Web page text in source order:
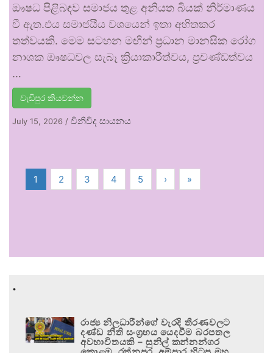
ඖෂධ පිළිබඳව සමාජය තුළ අනියත බියක් නිර්මාණය
වී ඇත.එය සමාජයීය වශයෙන් ඉතා අහිතකර
තත්වයකි. මෙම සටහන මඟින් ප්‍රධාන මානසික රෝග
නාශක ඖෂධවල සැබෑ ක්‍රියාකාරීත්වය, ප්‍රචණ්ඩත්වය
…
වැඩිපුර කියවන්න
July 15, 2026 / විනිවිද සායනය
1 2 3 4 5 › »
.
රාජ්‍ය නිලධාරීන්ගේ වැරදි තීරණවලට
දණ්ඩ නීති සංග්‍රහය යෙදවීම බරපතල
අවභාවිතයකි – සුනිල් කන්නන්ගර